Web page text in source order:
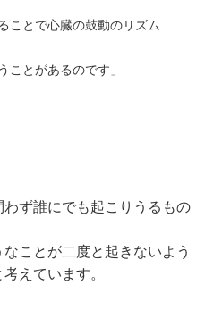
ことで心臓の鼓動のリズム
ことがあるのです」
ず誰にでも起こりうるもの
ことが二度と起きないよう
えています。